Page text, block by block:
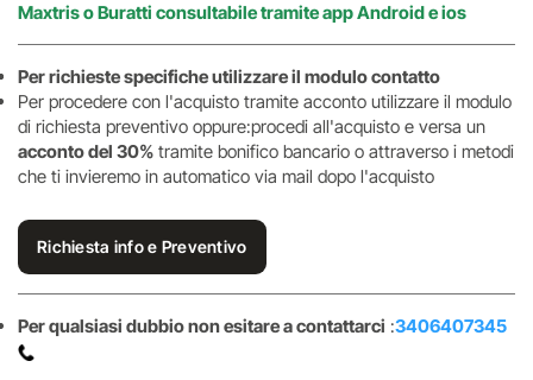
Maxtris o Buratti consultabile tramite app Android e ios
Per richieste specifiche utilizzare il modulo contatto
Per procedere con l'acquisto tramite acconto utilizzare il modulo
di richiesta preventivo oppure:procedi all'acquisto e versa un
acconto del 30% tramite bonifico bancario o attraverso i metodi
che ti invieremo in automatico via mail dopo l'acquisto
Richiesta info e Preventivo
Per qualsiasi dubbio non esitare a contattarci :3406407345